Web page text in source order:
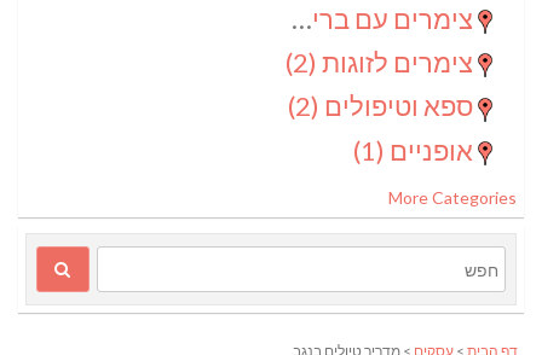
צימרים עם בריכה
צימרים לזוגות (2)
ספא וטיפולים (2)
אופניים (1)
More Categories
דף הבית > עסקים > מדריך טיולים בנגב